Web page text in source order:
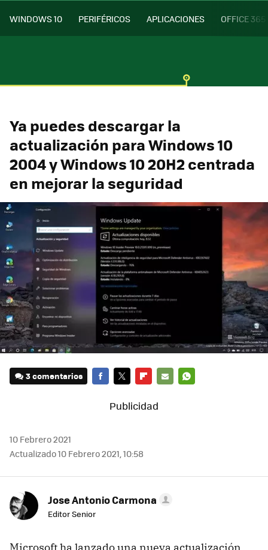
WINDOWS 10 PERIFÉRICOS APLICACIONES OFFICE 365
Ya puedes descargar la
actualización para Windows 10
2004 y Windows 10 20H2 centrada
en mejorar la seguridad
3 comentarios
MAIL
10 Febrero 2021
Actualizado 10 Febrero 2021, 10:58
Jose Antonio Carmona
Editor Senior
Microsoft ha lanzado una nueva actualización